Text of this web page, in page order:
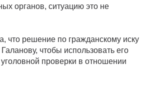
органов, ситуацию это не
что решение по гражданскому иску
чтобы использовать его
проверки в отношении